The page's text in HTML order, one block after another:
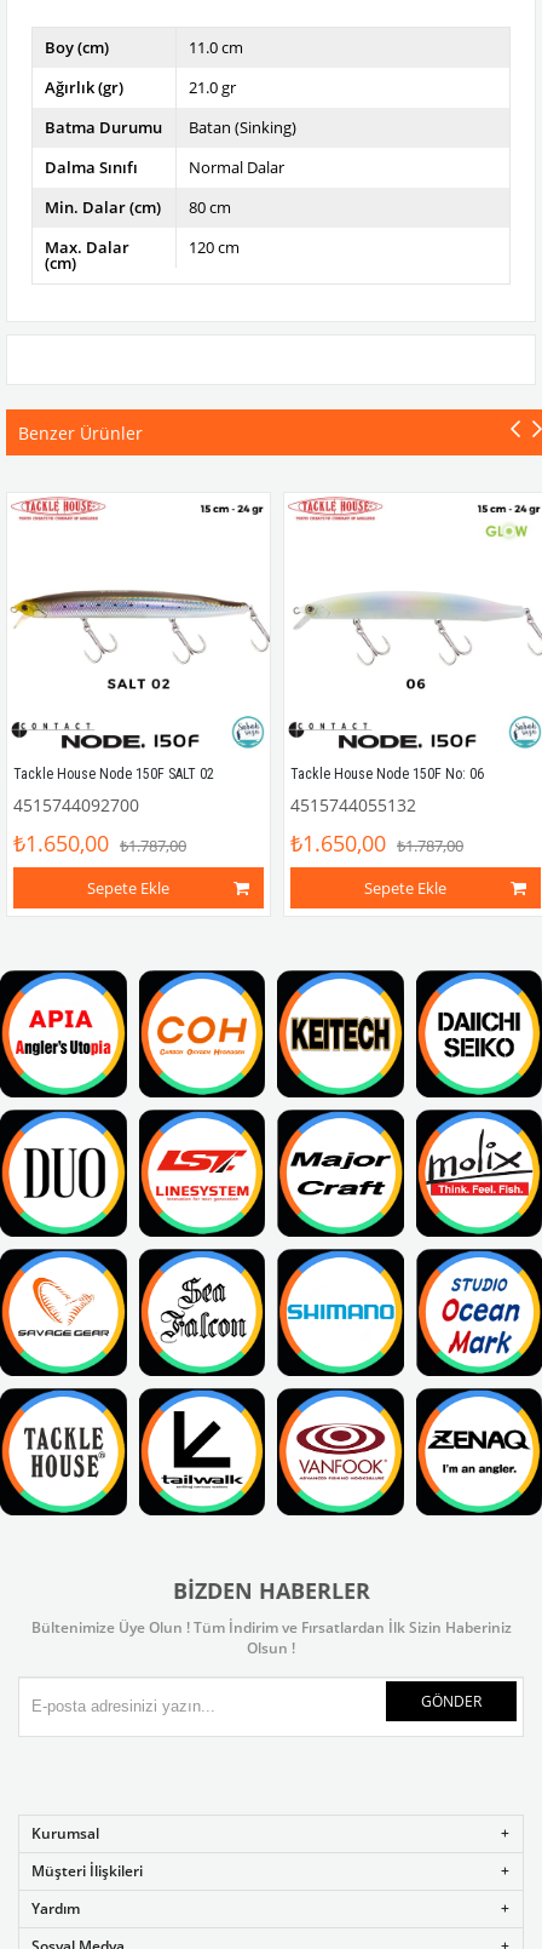
Boy (cm)
11.0 cm
Ağırlık (gr)
21.0 gr
Batma Durumu
Batan (Sinking)
Dalma Sınıfı
Normal Dalar
Min. Dalar (cm)
80 cm
Max. Dalar
(cm)
120 cm
Benzer Ürünler
Tackle House Node 150F SALT 02
4515744092700
₺1.650,00 ₺1.787,00
Sepete Ekle
Tackle House Node 150F No: 06
4515744055132
₺1.650,00 ₺1.787,00
Sepete Ekle
BIZDEN HABERLER
Bültenimize Üye Olun ! Tüm İndirim ve Fırsatlardan İlk Sizin Haberiniz
Olsun !
GÖNDER
Kurumsal
Müşteri İlişkileri
Yardım